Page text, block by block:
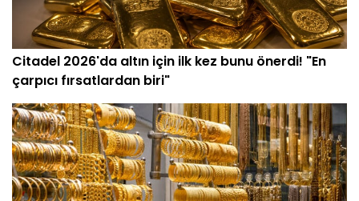
Citadel 2026'da altın için ilk kez bunu önerdi! "En
çarpıcı fırsatlardan biri"